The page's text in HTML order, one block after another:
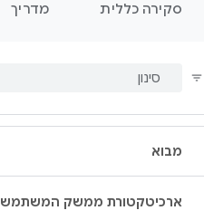
סקירה כללית
מדריך
מבוא
ארכיטקטורת ממשק המשתמש